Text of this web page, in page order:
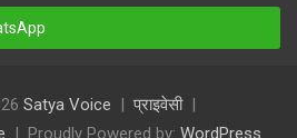
Satya Voice
प्राइवेसी
Proudly Powered by: WordPress